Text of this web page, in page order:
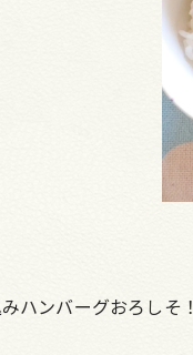
ハンバーグおろしそ！